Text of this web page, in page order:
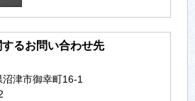
るお問い合わせ先
津市御幸町16-1